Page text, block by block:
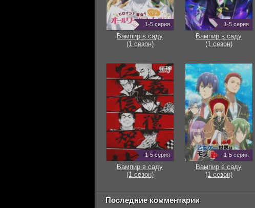
1-5 серия
Вампир в саду
(1 сезон)
1-5 серия
Вампир в саду
(1 сезон)
1-5 серия
Вампир в саду
(1 сезон)
1-5 серия
Вампир в саду
(1 сезон)
Последние комментарии